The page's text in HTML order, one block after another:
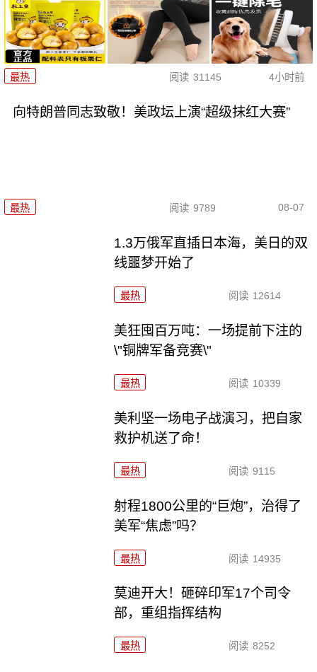
最热 阅读 31145 4小时前
向特朗普同志致敬！美政坛上演“超级抹红大赛”
最热 阅读 9789 08-07
1.3万俄军直插日本海，美日的双
线噩梦开始了
最热 阅读 12614
美狂囤百万吨：一场提前下注的
\"铜牌军备竞赛\"
最热 阅读 10339
美利坚一场电子战演习，把自家
救护机送了命！
最热 阅读 9115
射程1800公里的“巨炮”，治得了
美军“焦虑”吗？
最热 阅读 14935
莫迪开大！砸碎印军17个司令
部，重组指挥结构
最热 阅读 8252